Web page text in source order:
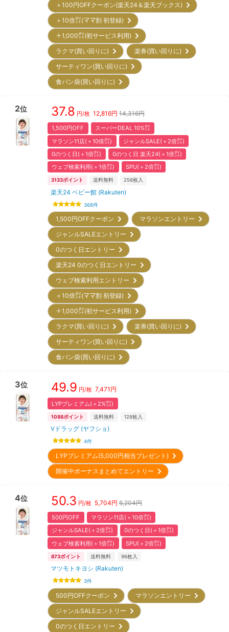
＋100円OFFクーポン(楽天24＆楽天ブックス)
＋10倍㌽(ママ割 初登録)
＋1,000㌽(初サービス利用)
ラクマ(買い回りに)
楽券(買い回りに)
サーティワン(買い回りに)
食パン袋(買い回りに)
2位 37.8 円/枚 12,816円 14,316円
1,500円OFF
スーパーDEAL 10%㌽
マラソン11店(＋10倍㌽)
ジャンルSALE(＋2倍㌽)
0のつく日(＋1倍㌽)
0のつく日 楽天24(＋1倍㌽)
ウェブ検索利用(＋1倍㌽)
SPU(＋2倍㌽)
3133ポイント 送料無料 256枚入
楽天24 ベビー館 (Rakuten)
368件
1,500円OFFクーポン
マラソンエントリー
ジャンルSALEエントリー
0のつく日エントリー
楽天24 0のつく日エントリー
ウェブ検索利用エントリー
＋10倍㌽(ママ割 初登録)
＋1,000㌽(初サービス利用)
ラクマ(買い回りに)
楽券(買い回りに)
サーティワン(買い回りに)
食パン袋(買い回りに)
3位 49.9 円/枚 7,471 円
LYPプレミアム(＋2%㌽)
1088ポイント 送料無料 128枚入
Vドラッグ (ヤフショ)
4件
LYPプレミアム(5,000円相当プレゼント)
開催中ボーナスまとめてエントリー
4位 50.3 円/枚 5,704円 6,204円
500円OFF
マラソン11店(＋10倍㌽)
ジャンルSALE(＋2倍㌽)
0のつく日(＋1倍㌽)
ウェブ検索利用(＋1倍㌽)
SPU(＋2倍㌽)
873ポイント 送料無料 96枚入
マツモトキヨシ (Rakuten)
3件
500円OFFクーポン
マラソンエントリー
ジャンルSALEエントリー
0のつく日エントリー